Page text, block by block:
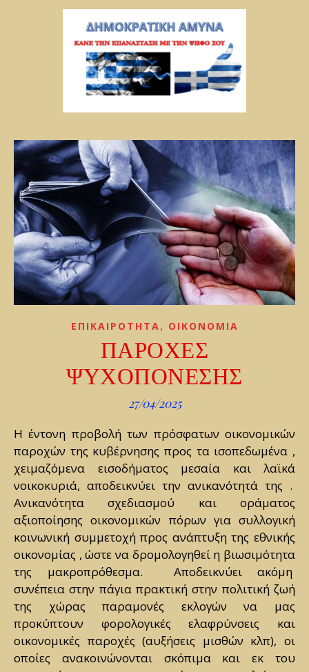
ΕΠΙΚΑΙΡΟΤΗΤΑ, ΟΙΚΟΝΟΜΙΑ
ΠΑΡΟΧΕΣ
ΨΥΧΟΠΟΝΕΣΗΣ
27/04/2025
Η έντονη προβολή των πρόσφατων οικονομικών
παροχών της κυβέρνησης προς τα ισοπεδωμένα ,
χειμαζόμενα εισοδήματος μεσαία και λαϊκά
νοικοκυριά, αποδεικνύει την ανικανότητά της .
Ανικανότητα σχεδιασμού και οράματος
αξιοποίησης οικονομικών πόρων για συλλογική
κοινωνική συμμετοχή προς ανάπτυξη της εθνικής
οικονομίας , ώστε να δρομολογηθεί η βιωσιμότητα
της μακροπρόθεσμα. Αποδεικνύει ακόμη
συνέπεια στην πάγια πρακτική στην πολιτική ζωή
της χώρας παραμονές εκλογών να μας
προκύπτουν φορολογικές ελαφρύνσεις και
οικονομικές παροχές (αυξήσεις μισθών κλπ), οι
οποίες ανακοινώνονται σκόπιμα και εκ του